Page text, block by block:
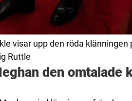
visar upp den röda
Ruttle
den omtalade